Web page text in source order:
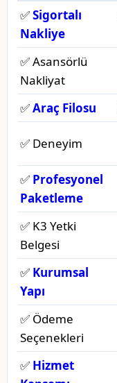
✅Sigortalı
Nakliye
✅ Asansörlü
Nakliyat
✅Araç Filosu
✅ Deneyim
✅ Profesyonel
Paketleme
✅ K3 Yetki
Belgesi
✅ Kurumsal
Yapı
✅ Ödeme
Seçenekleri
✅ Hizmet